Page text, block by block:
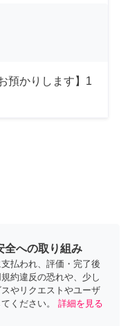
預かりします】1
全への取り組み
払われ、評価・完了後
約違反の恐れや、少し
やリクエストやユーザ
ください。
詳細を見る